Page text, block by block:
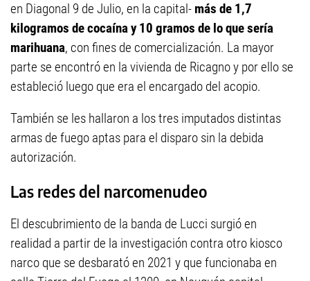
en Diagonal 9 de Julio, en la capital- más de 1,7
kilogramos de cocaína y 10 gramos de lo que sería
marihuana, con fines de comercialización. La mayor
parte se encontró en la vivienda de Ricagno y por ello se
estableció luego que era el encargado del acopio.
También se les hallaron a los tres imputados distintas
armas de fuego aptas para el disparo sin la debida
autorización.
Las redes del narcomenudeo
El descubrimiento de la banda de Lucci surgió en
realidad a partir de la investigación contra otro kiosco
narco que se desbarató en 2021 y que funcionaba en